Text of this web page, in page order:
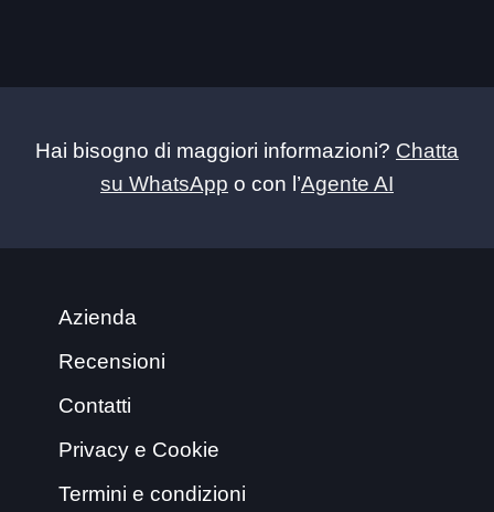
Hai bisogno di maggiori informazioni? Chatta
su WhatsApp o con l’Agente AI
Azienda
Recensioni
Contatti
Privacy e Cookie
Termini e condizioni